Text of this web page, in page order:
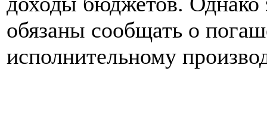
обязаны сообщать о
исполнительному